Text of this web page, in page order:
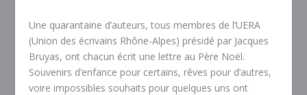
Une quarantaine d’auteurs, tous membres de l’UERA
(Union des écrivains Rhône-Alpes) présidé par Jacques
Bruyas, ont chacun écrit une lettre au Père Noël.
Souvenirs d’enfance pour certains, rêves pour d’autres,
voire impossibles souhaits pour quelques uns ont